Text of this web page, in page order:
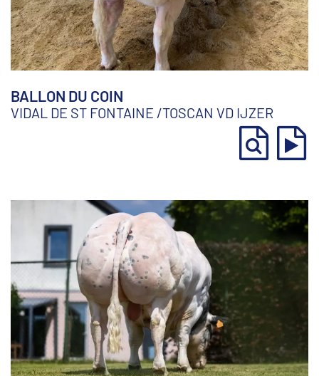
BALLON DU COIN
VIDAL DE ST FONTAINE /TOSCAN VD IJZER